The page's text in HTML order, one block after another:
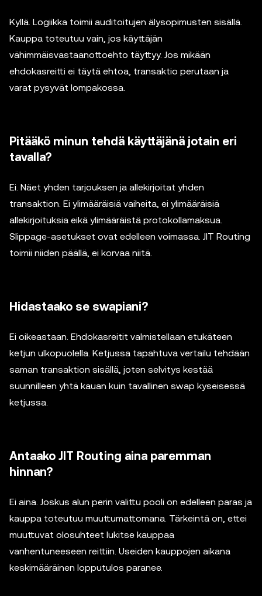
Kyllä. Logiikka toimii auditoitujen älysopimusten sisällä.
Kauppa toteutuu vain, jos käyttäjän
vähimmäisvastaanottoehto täyttyy. Jos mikään
ehdokasreitti ei täytä ehtoa, transaktio perutaan ja
varat pysyvät lompakossa.
Pitääkö minun tehdä käyttäjänä jotain eri
tavalla?
Ei. Näet yhden tarjouksen ja allekirjoitat yhden
transaktion. Ei ylimääräisiä vaiheita, ei ylimääräisiä
allekirjoituksia eikä ylimääräistä protokollamaksua.
Slippage-asetukset ovat edelleen voimassa. JIT Routing
toimii niiden päällä, ei korvaa niitä.
Hidastaako se swapiani?
Ei oikeastaan. Ehdokasreitit valmistellaan etukäteen
ketjun ulkopuolella. Ketjussa tapahtuva vertailu tehdään
saman transaktion sisällä, joten selvitys kestää
suunnilleen yhtä kauan kuin tavallinen swap kyseisessä
ketjussa.
Antaako JIT Routing aina paremman
hinnan?
Ei aina. Joskus alun perin valittu pooli on edelleen paras ja
kauppa toteutuu muuttumattomana. Tärkeintä on, ettei
muuttuvat olosuhteet lukitse kauppaa
vanhentuneeseen reittiin. Useiden kauppojen aikana
keskimääräinen lopputulos paranee.